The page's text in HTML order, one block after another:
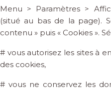
Menu > Paramètres >
(situé au bas de la page).
contenu » puis « Cookies ».
# vous autorisez les sites à
des cookies,
# vous ne conservez les